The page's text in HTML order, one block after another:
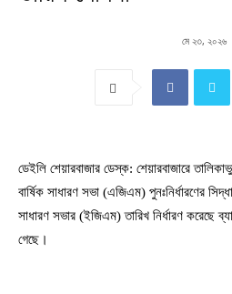
মে ২৩, ২০২৬
ডেইলি শেয়ারবাজার ডেস্ক: শেয়ারবাজারে
বার্ষিক সাধারণ সভা (এজিএম) পুনঃনির্ধারণের
সাধারণ সভার (ইজিএম) তারিখ নির্ধারণ করেছে
গেছে।